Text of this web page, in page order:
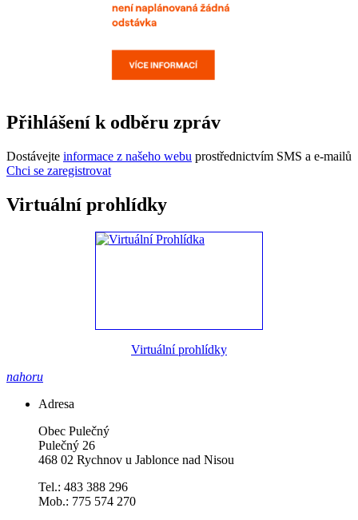
Přihlášení k odběru zpráv
Dostávejte informace z našeho webu prostřednictvím SMS a e-mailů
Chci se zaregistrovat
Virtuální prohlídky
Virtuální prohlídky
nahoru
Adresa
Obec Pulečný
Pulečný 26
468 02 Rychnov u Jablonce nad Nisou
Tel.: 483 388 296
Mob.: 775 574 270